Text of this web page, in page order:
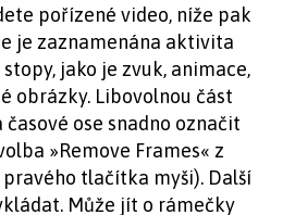
pořízené video, níže pak
je zaznamenána aktivita
jako je zvuk, animace,
obrázky. Libovolnou část
ose snadno označit
»Remove Frames« z
tlačítka myši). Další
Může jít o rámečky